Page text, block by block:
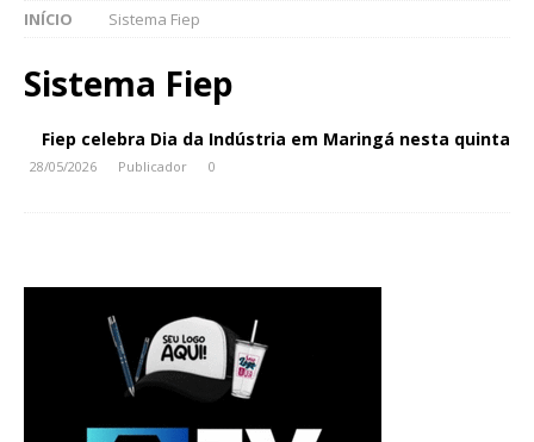
INÍCIO Sistema Fiep
Sistema Fiep
Fiep celebra Dia da Indústria em Maringá nesta quinta
28/05/2026 Publicador 0